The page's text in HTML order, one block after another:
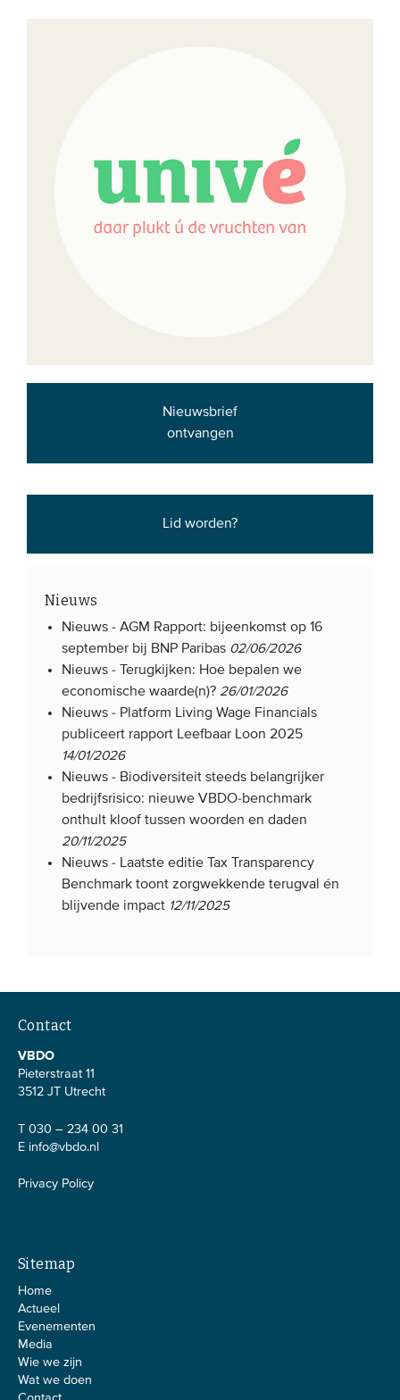
UITGEBREID ZOEKEN
Nieuwsbrief
ontvangen
Lid worden?
Nieuws
Nieuws -AGM Rapport: bijeenkomst op 16
september bij BNP Paribas 02/06/2026
Nieuws -
Terugkijken: Hoe bepalen we
economische waarde(n)? 26/01/2026
Nieuws - Platform Living Wage Financials
publiceert rapport Leefbaar Loon 2025
14/01/2026
Nieuws - Biodiversiteit steeds belangrijker
bedrijfsrisico: nieuwe VBDO-benchmark
onthult kloof tussen woorden en daden
20/11/2025
Nieuws - Laatste editie Tax Transparency
Benchmark toont zorgwekkende terugval én
blijvende impact 12/11/2025
Contact
VBDO
Pieterstraat 11
3512 JT Utrecht
T 030 – 234 00 31
E info@vbdo.nl
Privacy Policy
Sitemap
Home
Actueel
Evenementen
Media
Wie we zijn
Wat we doen